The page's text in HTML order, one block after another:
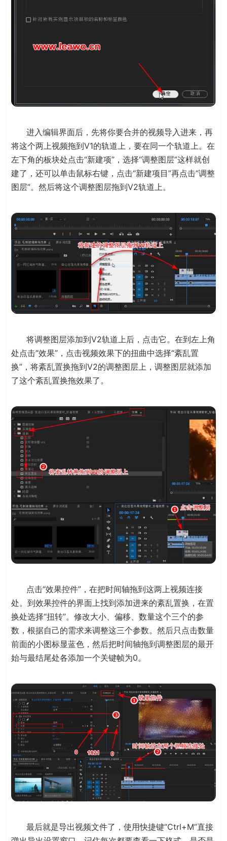
进入编辑界面后，先将你要合并的视频导入进来，再
将这个两上视频拖到V1的轨道上，要在同一个轨道上。在
左下角的板块处点击“新建项”，选择“调整图层”这样就创
建了，还可以单击鼠标右键，点击“新建项目”再点击“调整
图层”。然后将这个调整图层拖到V2轨道上。
将调整图层添加到V2轨道上后，点击它。在到左上角
处点击“效果”，点击视频效果下的扭曲中选择“紊乱置
换”，将紊乱置换拖到V2的调整图层上，调整图层就添加
了这个紊乱置换拖效果了。
点击“效果控件”，在把时间轴拖到这两上视频连接
处。到效果控件的界面上找到添加进来的紊乱置换，在置
换处选择“扭转”。修改大小、偏移、数量这个三个的参
数，根据自己的需求来调整这三个参数。然后只点击数量
前面的小图标显蓝色，然后把时间轴拖到调整图层的最开
始与最结尾处各添加一个关键帧为0。
最后就是导出视频文件了，使用快捷键“Ctrl+M”直接